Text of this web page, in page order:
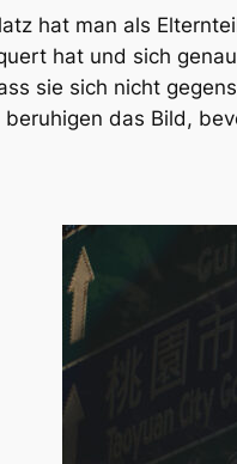
hat man als
hat und sich
sie sich nicht
das Bild,